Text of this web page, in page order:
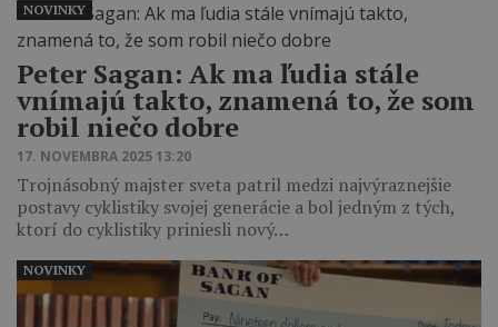
Peter Sagan: Ak ma ľudia stále
vnímajú takto, znamená to, že som
robil niečo dobre
17. NOVEMBRA 2025 13:20
Trojnásobný majster sveta patril medzi najvýraznejšie
postavy cyklistiky svojej generácie a bol jedným z tých,
ktorí do cyklistiky priniesli nový…
NOVINKY
NOVINKY